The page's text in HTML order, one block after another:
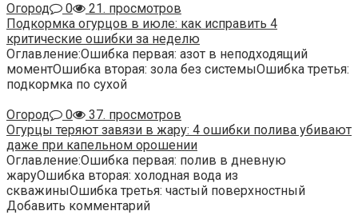
Огород
0
21. просмотров
Подкормка огурцов в июле: как исправить 4
критические ошибки за неделю
Оглавление:Ошибка первая: азот в неподходящий
моментОшибка вторая: зола без системыОшибка третья:
подкормка по сухой
Огород
0
37. просмотров
Огурцы теряют завязи в жару: 4 ошибки полива убивают
даже при капельном орошении
Оглавление:Ошибка первая: полив в дневную
жаруОшибка вторая: холодная вода из
скважиныОшибка третья: частый поверхностный
Добавить комментарий